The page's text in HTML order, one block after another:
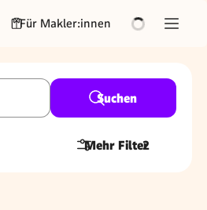
Für Makler:innen
Suchen
Mehr Filter
2